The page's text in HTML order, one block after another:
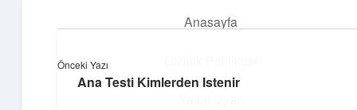
Anasayfa
Önceki Yazı
Ana Testi Kimlerden Istenir